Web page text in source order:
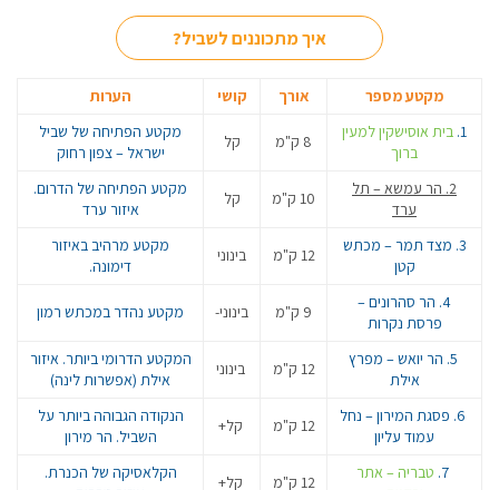
איך מתכוננים לשביל?
מקטע מספר אורך קושי
הערות
1. בית אוסישקין למעין
ברוך
8 ק"מ קל
מקטע הפתיחה של שביל
ישראל – צפון רחוק
2. הר עמשא – תל
ערד
10 ק"מ קל
מקטע הפתיחה של הדרום.
איזור ערד
3. מצד תמר – מכתש
קטן
12 ק"מ בינוני
מקטע מרהיב באיזור
דימונה.
4. הר סהרונים –
פרסת נקרות
9 ק"מ בינוני- מקטע נהדר במכתש רמון
5. הר יואש – מפרץ
אילת
12 ק"מ בינוני
המקטע הדרומי ביותר. איזור
אילת (אפשרות לינה)
6. פסגת המירון – נחל
עמוד עליון
12 ק"מ קל+
הנקודה הגבוהה ביותר על
השביל. הר מירון
טבריה – אתר
12 ק"מ קל+
הקלאסיקה של הכנרת.